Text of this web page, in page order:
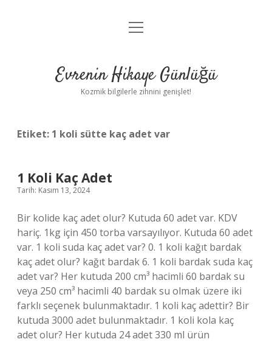
Anasayfa
Yasal Uyarı
menüyü
Evrenin Hikaye Günlüğü
Kozmik bilgilerle zihnini genişlet!
Etiket: 1 koli sütte kaç adet var
1 Koli Kaç Adet
Tarih: Kasım 13, 2024
Bir kolide kaç adet olur? Kutuda 60 adet var. KDV
hariç. 1kg için 450 torba varsayılıyor. Kutuda 60 adet
var. 1 koli suda kaç adet var? 0. 1 koli kağıt bardak
kaç adet olur? kağıt bardak 6. 1 koli bardak suda kaç
adet var? Her kutuda 200 cm³ hacimli 60 bardak su
veya 250 cm³ hacimli 40 bardak su olmak üzere iki
farklı seçenek bulunmaktadır. 1 koli kaç adettir? Bir
kutuda 3000 adet bulunmaktadır. 1 koli kola kaç
adet olur? Her kutuda 24 adet 330 ml ürün